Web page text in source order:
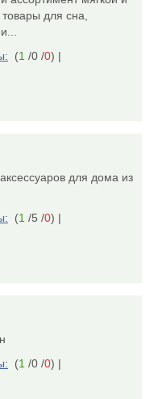
для сна,
(1 /0 /0) |
для дома из
(1 /5 /0) |
(1 /0 /0) |